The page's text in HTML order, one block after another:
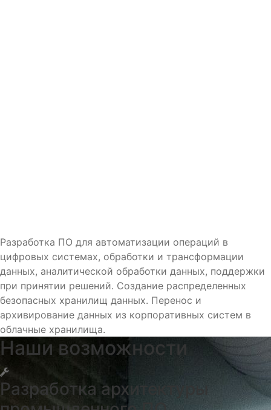
Разработка ПО для автоматизации операций в
цифровых системах, обработки и трансформации
данных, аналитической обработки данных, поддержки
при принятии решений. Создание распределенных
безопасных хранилищ данных. Перенос и
архивирование данных из корпоративных систем в
облачные хранилища.
Наши возможности
Разработка архитектуры